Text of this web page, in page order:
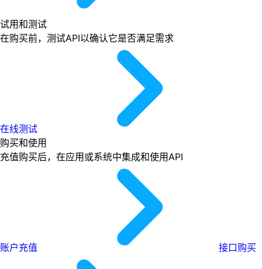
试用和测试
在购买前，测试API以确认它是否满足需求
在线测试
购买和使用
充值购买后，在应用或系统中集成和使用API
账户充值 接口购买